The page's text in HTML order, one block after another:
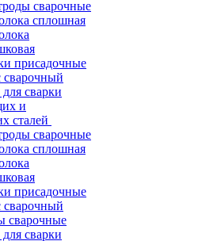
сварочные
сплошная
присадочные
сварки
и
сталей
сварочные
сплошная
присадочные
сварочные
сварки